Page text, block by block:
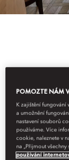
See All Rooms
LAKE
Breathtaking
POMOZTE NÁM
K zajištění fungování
a umožnění
nastavení souborů
používáme. Více
cookie, naleznete v
na „Přijmout
používání